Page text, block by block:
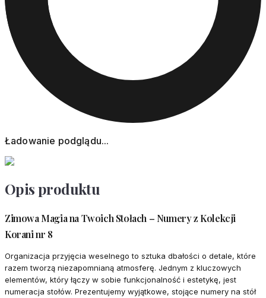
Ładowanie podglądu...
Opis produktu
Zimowa Magia na Twoich Stołach – Numery z Kolekcji
Korani nr 8
Organizacja przyjęcia weselnego to sztuka dbałości o detale, które
razem tworzą niezapomnianą atmosferę. Jednym z kluczowych
elementów, który łączy w sobie funkcjonalność i estetykę, jest
numeracja stołów. Prezentujemy wyjątkowe, stojące numery na stół